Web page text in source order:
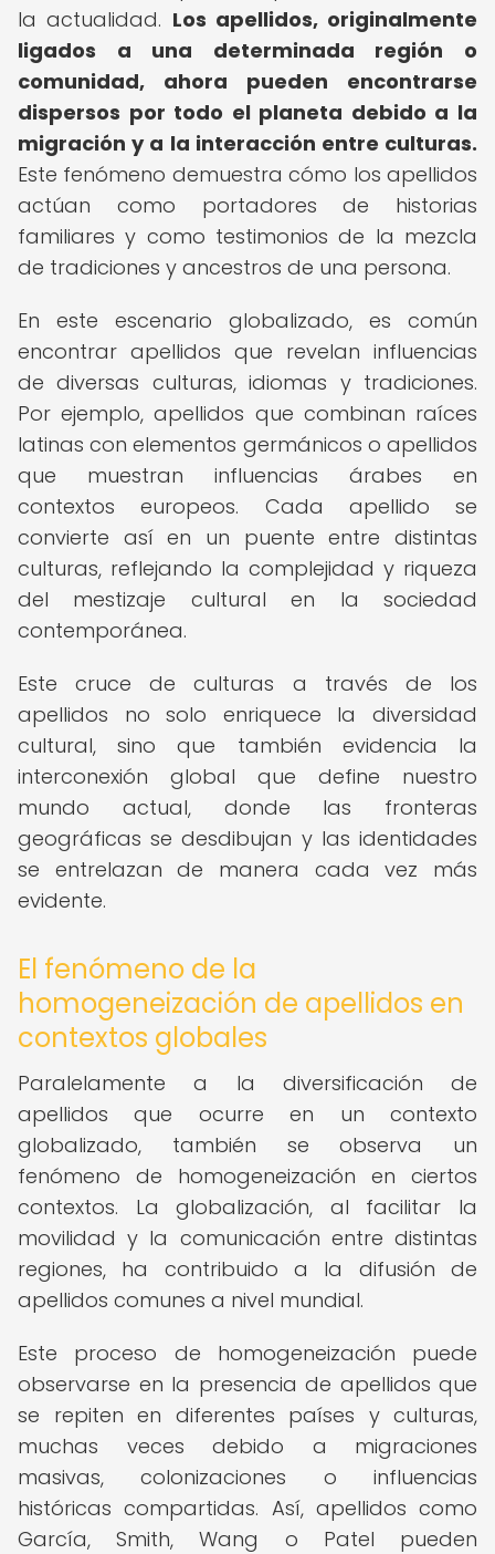
la actualidad. Los apellidos, originalmente
ligados a una determinada región o
comunidad, ahora pueden encontrarse
dispersos por todo el planeta debido a la
migración y a la interacción entre culturas.
Este fenómeno demuestra cómo los apellidos
actúan como portadores de historias
familiares y como testimonios de la mezcla
de tradiciones y ancestros de una persona.
En este escenario globalizado, es común
encontrar apellidos que revelan influencias
de diversas culturas, idiomas y tradiciones.
Por ejemplo, apellidos que combinan raíces
latinas con elementos germánicos o apellidos
que muestran influencias árabes en
contextos europeos. Cada apellido se
convierte así en un puente entre distintas
culturas, reflejando la complejidad y riqueza
del mestizaje cultural en la sociedad
contemporánea.
Este cruce de culturas a través de los
apellidos no solo enriquece la diversidad
cultural, sino que también evidencia la
interconexión global que define nuestro
mundo actual, donde las fronteras
geográficas se desdibujan y las identidades
se entrelazan de manera cada vez más
evidente.
El fenómeno de la
homogeneización de apellidos en
contextos globales
Paralelamente a la diversificación de
apellidos que ocurre en un contexto
globalizado, también se observa un
fenómeno de homogeneización en ciertos
contextos. La globalización, al facilitar la
movilidad y la comunicación entre distintas
regiones, ha contribuido a la difusión de
apellidos comunes a nivel mundial.
Este proceso de homogeneización puede
observarse en la presencia de apellidos que
se repiten en diferentes países y culturas,
muchas veces debido a migraciones
masivas, colonizaciones o influencias
históricas compartidas. Así, apellidos como
García, Smith, Wang o Patel pueden